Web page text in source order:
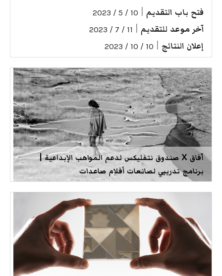
فتح باب التقديم 10 / 5 / 2023
آخر موعد للتقديم 11 / 7 / 2023
إعلان النتائج 10 / 10 / 2023
آفاق X صندوق نتفليكس لدعم المواهب الإبداعية |
برنامج تدريبي لصانعات أفلام صاعدات